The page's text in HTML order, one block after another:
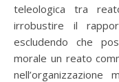
teleologica tra
irrobustire il
escludendo che
morale un reato